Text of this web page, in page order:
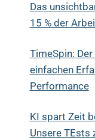
Das
15 % der
TimeSpin:
einfachen
Performance
KI spart Zeit
Unsere TEsts